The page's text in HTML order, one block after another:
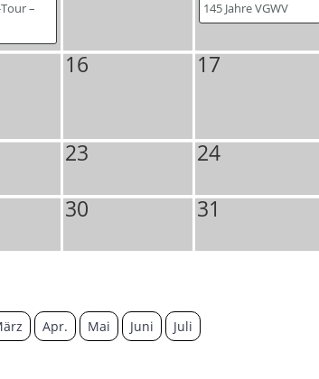
–
145 Jahre VGWV
16 17
23 24
30 31
Apr. Mai Juni Juli